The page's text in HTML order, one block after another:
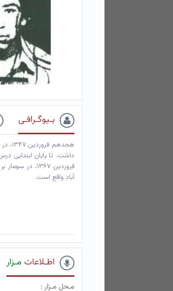
بـیوگـرافـی
فروردین
آباد واقع است.
اطـلاعات مـزار
مـحل مـزار :